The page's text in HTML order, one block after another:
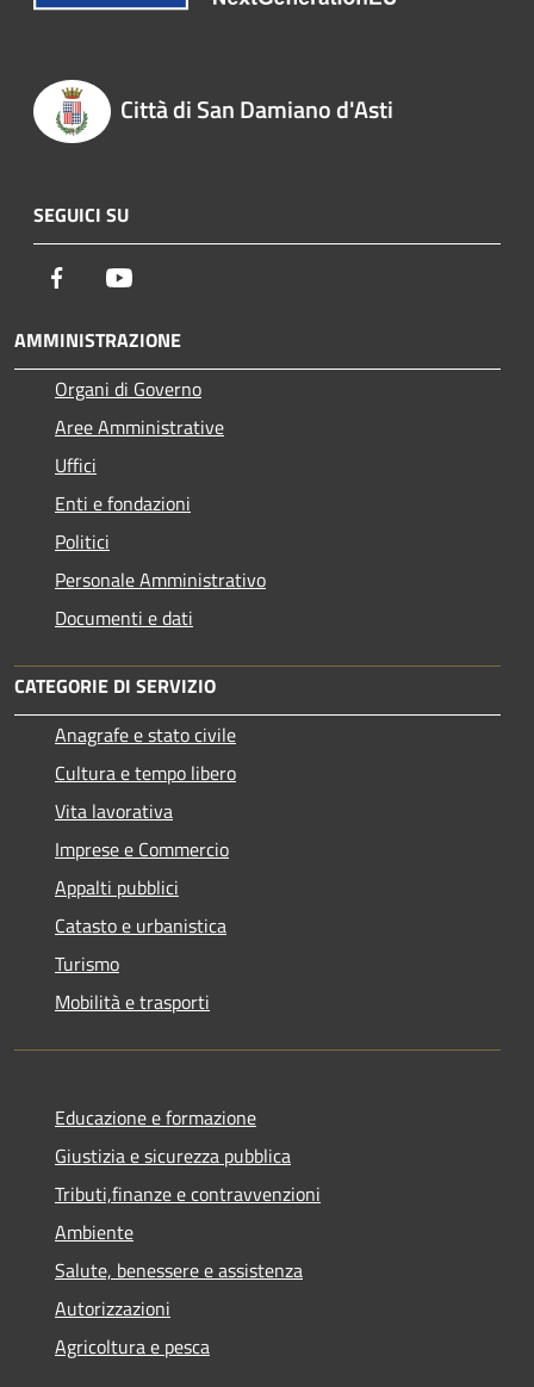
Città di San Damiano d'Asti
SEGUICI SU
Facebook
AMMINISTRAZIONE
Organi di Governo
Aree Amministrative
Uffici
Enti e fondazioni
Politici
Personale Amministrativo
Documenti e dati
CATEGORIE DI SERVIZIO
Anagrafe e stato civile
Cultura e tempo libero
Vita lavorativa
Imprese e Commercio
Appalti pubblici
Catasto e urbanistica
Turismo
Mobilità e trasporti
Educazione e formazione
Giustizia e sicurezza pubblica
Tributi,finanze e contravvenzioni
Ambiente
Salute, benessere e assistenza
Autorizzazioni
Agricoltura e pesca